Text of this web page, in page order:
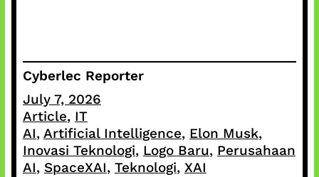
Cyberlec Reporter
July 7, 2026
Article, IT
AI, Artificial Intelligence, Elon Musk ,
Inovasi Teknologi, Logo Baru, Perusahaan
AI, SpaceXAI, Teknologi, XAI